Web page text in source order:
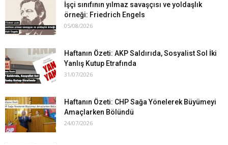
İşçi sınıfının yılmaz savaşçısı ve yoldaşlık
örneği: Friedrich Engels
05/08/2026
Haftanın Özeti: AKP Saldırıda, Sosyalist Sol İki
Yanlış Kutup Etrafında
31/07/2026
Haftanın Özeti: CHP Sağa Yönelerek Büyümeyi
Amaçlarken Bölündü
24/07/2026